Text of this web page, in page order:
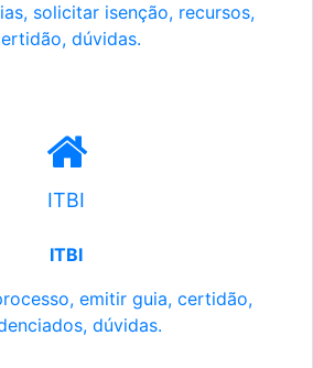
solicitar isenção, recursos,
dúvidas.
ITBI
ITBI
emitir guia, certidão,
dúvidas.